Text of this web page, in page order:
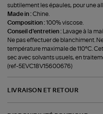
subtilement les épaules, pour une
Made in :Chine.
Composition :100% viscose.
Conseil d'entretien :
Lavage à la
Ne pas effectuer de blanchiment.
température maximale de 110°C.
sec avec solvants usuels, en
(ref-5EVC18V15600676)
LIVRAISON ET RETOUR